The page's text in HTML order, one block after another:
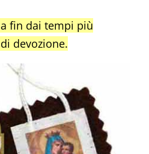
fin dai tempi più
devozione.